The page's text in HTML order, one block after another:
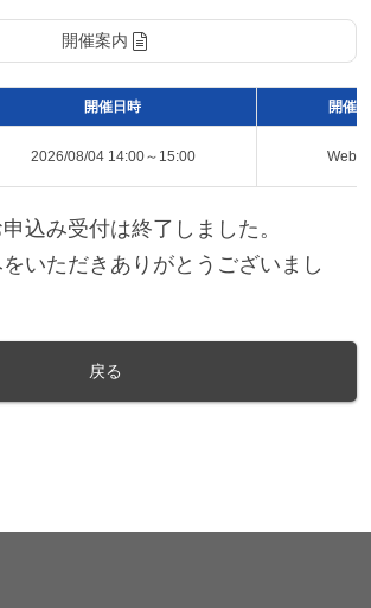
開催案内
開催日時 開催
2026/08/04 14:00～15:00 Web
込み受付は終了しました。
いただきありがとうございまし
戻る